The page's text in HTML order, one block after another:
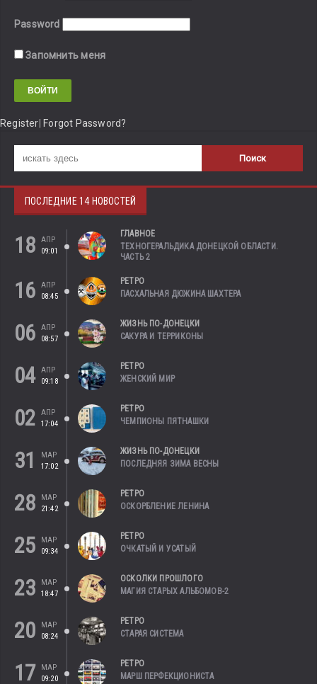
Password
Запомнить меня
Register Forgot Password?
ПОСЛЕДНИЕ 14 НОВОСТЕЙ
18
АПР
09:01
ГЛАВНОЕ
ТЕХНОГЕРАЛЬДИКА ДОНЕЦКОЙ ОБЛАСТИ.
ЧАСТЬ 2
16
АПР
08:45
РЕТРО
ПАСХАЛЬНАЯ ДЮЖИНА ШАХТЕРА
06
АПР
08:57
ЖИЗНЬ ПО-ДОНЕЦКИ
САКУРА И ТЕРРИКОНЫ
04 АПР
09:18
РЕТРО
ЖЕНСКИЙ МИР
02
АПР
17:04
РЕТРО
ЧЕМПИОНЫ ПЯТНАШКИ
31
МАР
17:02
ЖИЗНЬ ПО-ДОНЕЦКИ
ПОСЛЕДНЯЯ ЗИМА ВЕСНЫ
28
МАР
21:42
РЕТРО
ОСКОРБЛЕНИЕ ЛЕНИНА
25
МАР
09:34
РЕТРО
ОЧКАТЫЙ И УСАТЫЙ
23
МАР
18:47
ОСКОЛКИ ПРОШЛОГО
МАГИЯ СТАРЫХ АЛЬБОМОВ-2
20
МАР
08:24
РЕТРО
СТАРАЯ СИСТЕМА
17
МАР
09:20
РЕТРО
МАРШ ПЕРФЕКЦИОНИСТА